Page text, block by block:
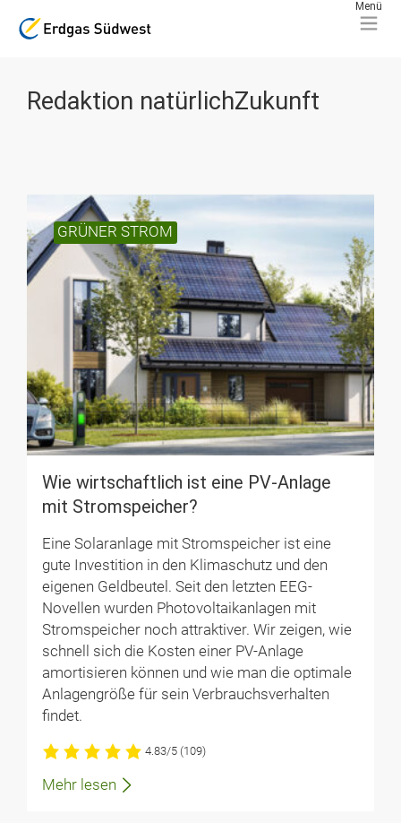
Redaktion natürlichZukunft
GRÜNER STROM
Wie wirt­schaft­lich ist eine PV-Anlage
mit Strom­speicher?
Eine Solaranlage mit Stromspeicher ist eine
gute Investition in den Klimaschutz und den
eigenen Geldbeutel. Seit den letzten EEG-
Novellen wurden Photovoltaikanlagen mit
Stromspeicher noch attraktiver. Wir zeigen, wie
schnell sich die Kosten einer PV-Anlage
amortisieren können und wie man die optimale
Anlagengröße für sein Verbrauchsverhalten
findet.
4.83/5 (109)
Mehr lesen